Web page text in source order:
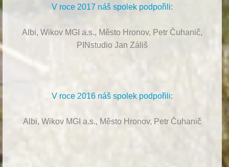
V roce 2017 náš spolek podpořili:
Albi, Wikov MGI a.s., Město Hronov, Petr Čuhanič,
PINstudio Jan Záliš
V roce 2016 náš spolek podpořili:
Albi, Wikov MGI a.s., Město Hronov, Petr Čuhanič